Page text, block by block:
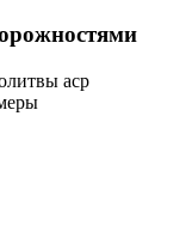
аср